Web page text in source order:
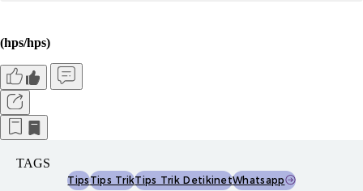
(hps/hps)
TAGS
TipsTips TrikTips Trik DetikinetWhatsapp